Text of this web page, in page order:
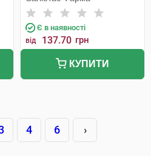
Є в наявності
від 137.70 грн
КУПИТИ
4 6 ›